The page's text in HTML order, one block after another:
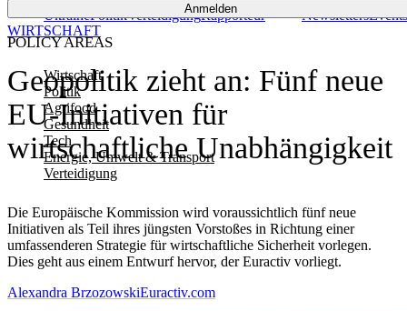
Anmelden
POLICY AREAS
Wirtschaft
Politik
Agrifood
Gesundheit
Tech
Energie, Umwelt & Transport
Verteidigung
UkrainePolitikVerteidigungRapporteur NewslettersEvents
Geopolitik zieht an: Fünf neue
EU-Initiativen für
wirtschaftliche Unabhängigkeit
Die Europäische Kommission wird voraussichtlich fünf neue
Initiativen als Teil ihres jüngsten Vorstoßes in Richtung einer
umfassenderen Strategie für wirtschaftliche Sicherheit vorlegen.
Dies geht aus einem Entwurf hervor, der Euractiv vorliegt.
WIRTSCHAFT
Alexandra BrzozowskiEuractiv.com